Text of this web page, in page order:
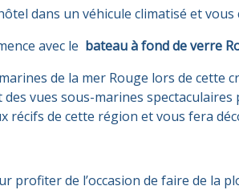
dans un véhicule climatisé et
avec le bateau à fond de verre
de la mer Rouge lors de cette
vues sous-marines
récifs de cette région et vous fera
profiter de l’occasion de faire de la